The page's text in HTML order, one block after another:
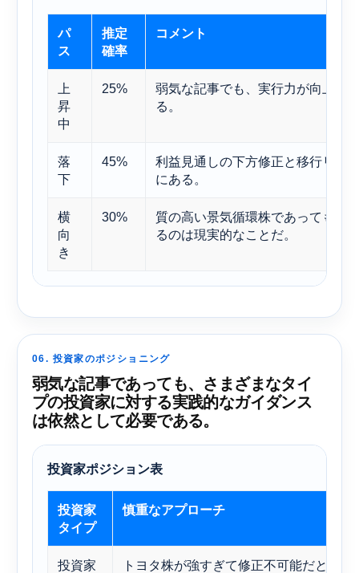
パ
ス
推定
確率
コメント
上
昇
中
25%
弱気な記事でも、実行力が向上し
る。
落
下
45%
利益見通しの下方修正と移行リス
にある。
横
向
き
30%
質の高い景気循環株であっても、
るのは現実的なことだ。
06. 投資家のポジショニング
弱気な記事であっても、さまざまなタイ
プの投資家に対する実践的なガイダンス
は依然として必要である。
投資家ポジション表
投資家
タイプ
慎重なアプローチ
投資家
トヨタ株が強すぎて修正不可能だと決め